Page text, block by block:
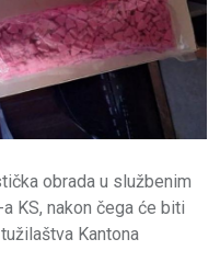
obrada u službenim
KS, nakon čega će biti
Kantona